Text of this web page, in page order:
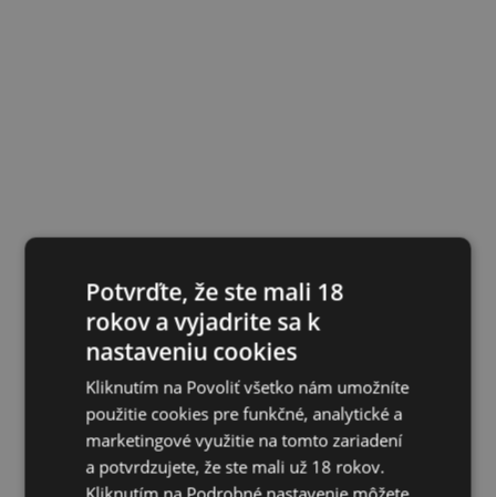
Potvrďte, že ste mali 18
rokov a vyjadrite sa k
nastaveniu cookies
Kliknutím na Povoliť všetko nám umožníte
použitie cookies pre funkčné, analytické a
marketingové využitie na tomto zariadení
a potvrdzujete, že ste mali už 18 rokov.